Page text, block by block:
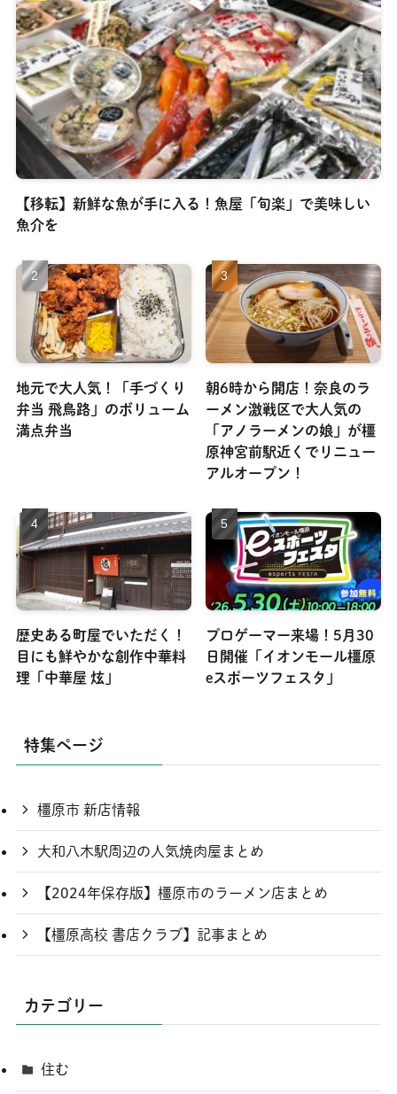
【移転】新鮮な魚が手に入る！魚屋「旬楽」で美味しい
魚介を
地元で大人気！「手づくり
弁当 飛鳥路」のボリューム
満点弁当
朝6時から開店！奈良のラ
ーメン激戦区で大人気の
「アノラーメンの娘」が橿
原神宮前駅近くでリニュー
アルオープン！
歴史ある町屋でいただく！
目にも鮮やかな創作中華料
理「中華屋 炫」
プロゲーマー来場！5月30
日開催「イオンモール橿原
eスポーツフェスタ」
特集ページ
橿原市 新店情報
大和八木駅周辺の人気焼肉屋まとめ
【2024年保存版】橿原市のラーメン店まとめ
【橿原高校 書店クラブ】記事まとめ
カテゴリー
住む